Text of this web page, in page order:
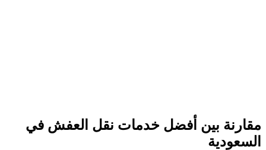
مقارنة بين أفضل خدمات نقل العفش في
السعودية